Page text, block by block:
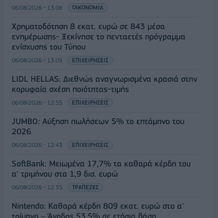
06/08/2026 - 13:08 ΟΙΚΟΝΟΜΙΑ
Χρηματοδότηση 8 εκατ. ευρώ σε 843 μέσα
ενημέρωσης- Ξεκίνησε το πενταετές πρόγραμμα
ενίσχυσης του Τύπου
06/08/2026 - 13:05 ΕΠΙΧΕΙΡΗΣΕΙΣ
LIDL HELLAS: Διεθνώς αναγνωρισμένα κρασιά στην
κορυφαία σχέση ποιότητας-τιμής
06/08/2026 - 12:55 ΕΠΙΧΕΙΡΗΣΕΙΣ
JUMBO: Αύξηση πωλήσεων 5% το επτάμηνο του
2026
06/08/2026 - 12:43 ΕΠΙΧΕΙΡΗΣΕΙΣ
SoftBank: Μειωμένα 17,7% τα καθαρά κέρδη του
α' τριμήνου στα 1,9 δισ. ευρώ
06/08/2026 - 12:35 ΤΡΑΠΕΖΕΣ
Nintendo: Καθαρά κέρδη 809 εκατ. ευρώ στο α'